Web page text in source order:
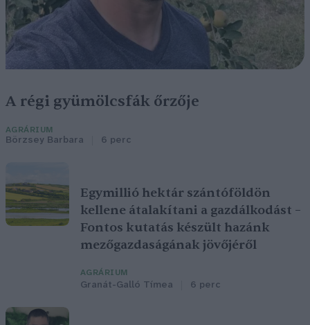
A régi gyümölcsfák őrzője
AGRÁRIUM
Börzsey Barbara 6 perc
Egymillió hektár szántóföldön
kellene átalakítani a gazdálkodást –
Fontos kutatás készült hazánk
mezőgazdaságának jövőjéről
AGRÁRIUM
Granát-Galló Tímea 6 perc